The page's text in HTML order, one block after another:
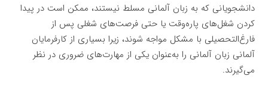
دانشجویانی که به زبان آلمانی مسلط نیستند، ممکن است در پیدا
کردن شغل‌های پاره‌وقت یا حتی فرصت‌های شغلی پس از
فارغ‌التحصیلی با مشکل مواجه شوند، زیرا بسیاری از کارفرمایان
آلمانی زبان آلمانی را به‌عنوان یکی از مهارت‌های ضروری در نظر
می‌گیرند.